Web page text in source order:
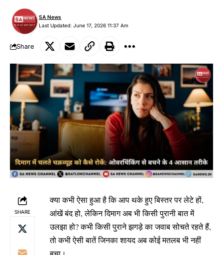
Last Updated: June 17, 2026 11:37 Am
SA News
Share
SHARE
क्या कभी ऐसा हुआ है कि आप थके हुए बिस्तर पर लेटे हों,
आंखें बंद हो, लेकिन दिमाग अब भी किसी पुरानी बात में
उलझा हो? कभी किसी पुराने झगड़े का जवाब सोचते रहते हैं,
तो कभी ऐसी बातें जिनका शायद अब कोई मतलब भी नहीं